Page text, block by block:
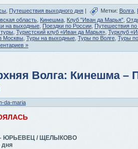
Путешествия выходного дня | Метки: Волга
область Кинешма Клуб "Иван да Марья"
на выходные Поездки по России Путешествия
Туристский клуб «Иван да Марья» Турклуб
Москвы Туры на выходные Туры по Волге Туры
»
Волга: Кинешма –
da-maria
ЮРЬЕВЕЦ / ЩЕЛЫКОВО
дня